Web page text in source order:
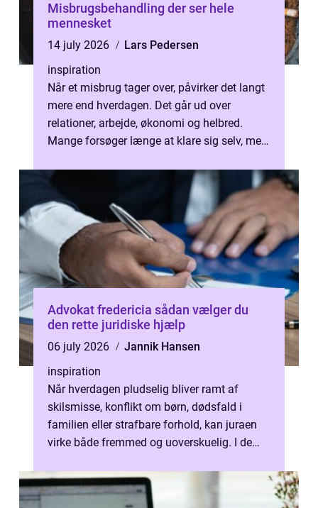
Misbrugsbehandling der ser hele
mennesket
14 july 2026
Lars Pedersen
inspiration
Når et misbrug tager over, påvirker det langt
mere end hverdagen. Det går ud over
relationer, arbejde, økonomi og helbred.
Mange forsøger længe at klare sig selv, men
Advokat fredericia sådan vælger du
den rette juridiske hjælp
06 july 2026
Jannik Hansen
inspiration
Når hverdagen pludselig bliver ramt af
skilsmisse, konflikt om børn, dødsfald i
familien eller strafbare forhold, kan juraen
virke både fremmed og uoverskuelig. I de